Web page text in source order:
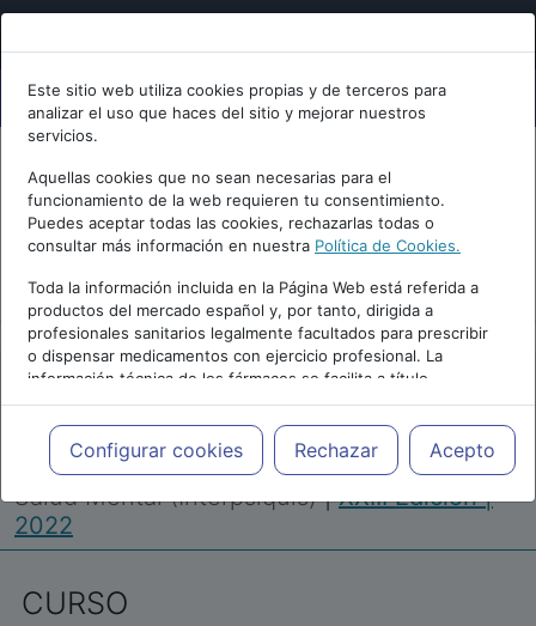
Este sitio web utiliza cookies propias y de terceros para
analizar el uso que haces del sitio y mejorar nuestros
servicios.
Aquellas cookies que no sean necesarias para el
funcionamiento de la web requieren tu consentimiento.
Puedes aceptar todas las cookies, rechazarlas todas o
consultar más información en nuestra Política de Cookies.
Toda la información incluida en la Página Web está referida a
productos del mercado español y, por tanto, dirigida a
profesionales sanitarios legalmente facultados para prescribir
o dispensar medicamentos con ejercicio profesional. La
información técnica de los fármacos se facilita a título
meramente informativo, siendo responsabilidad de los
profesionales facultados prescribir medicamentos y decidir, en
cada caso concreto, el tratamiento más adecuado a las
necesidades del paciente.
Configurar cookies Rechazar Acepto
Repositorio de Artículos |Congreso Virtual
Internacional de Psiquiatría, Psicología y
Salud Mental (Interpsiquis)|XXIII Edición |
2022
CURSO